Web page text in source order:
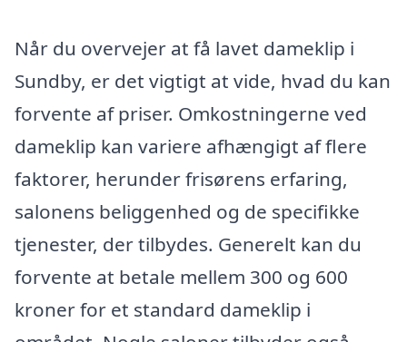
Når du overvejer at få lavet dameklip i
Sundby, er det vigtigt at vide, hvad du kan
forvente af priser. Omkostningerne ved
dameklip kan variere afhængigt af flere
faktorer, herunder frisørens erfaring,
salonens beliggenhed og de specifikke
tjenester, der tilbydes. Generelt kan du
forvente at betale mellem 300 og 600
kroner for et standard dameklip i